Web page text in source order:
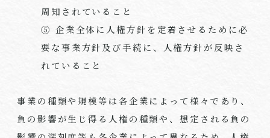
周知されていること
⑤ 企業全体に人権方針を定着させるために必
要な事業方針及び手続に、人権方針が反映さ
れていること
事業の種類や規模等は各企業によって様々であり、
負の影響が生じ得る人権の種類や、想定される負の